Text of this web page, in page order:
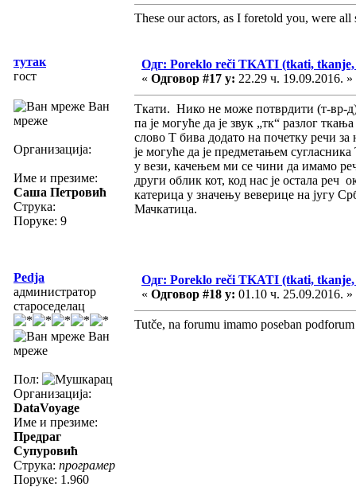
These our actors, as I foretold you, were
тутак
гост
Ван
мреже
Организација:
Име и презиме:
Саша Петровић
Струка:
Поруке: 9
Одг: Poreklo reči TKATI (tkati,
« Одговор #17 у: 22.29 ч. 19.09.2016. »
Ткати. Нико не може потврдити (т-вр-
па је могуће да је звук „тк“ разлог
слово Т бива додато на почетку речи за
је могуће да је предметањем
у вези, качењем ми се чини да имамо
други облик кот, код нас је остала реч
катерица у значењу веверице на југу
Мачкатица.
Pedja
администратор
староседелац
Ван
мреже
Пол:
Организација:
DataVoyage
Име и презиме:
Предраг
Супуровић
Струка: програмер
Поруке: 1.960
Одг: Poreklo reči TKATI (tkati,
« Одговор #18 у: 01.10 ч. 25.09.2016. »
Tutče, na forumu imamo poseban